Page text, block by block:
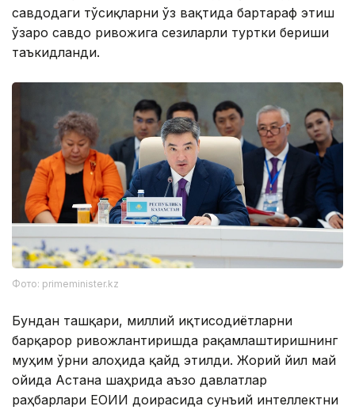
савдодаги тўсиқларни ўз вақтида бартараф этиш
ўзаро савдо ривожига сезиларли туртки бериши
таъкидланди.
Фото: primeminister.kz
Бундан ташқари, миллий иқтисодиётларни
барқарор ривожлантиришда рақамлаштиришнинг
муҳим ўрни алоҳида қайд этилди. Жорий йил май
ойида Астана шаҳрида аъзо давлатлар
раҳбарлари ЕОИИ доирасида сунъий интеллектни